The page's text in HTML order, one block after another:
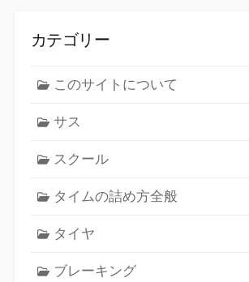
カテゴリー
このサイトについて
サス
スクール
タイムの詰め方全般
タイヤ
ブレーキング